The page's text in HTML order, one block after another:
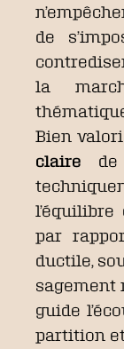
de
la
Bien
claire de
par
ductile,
sagement
guide
partition